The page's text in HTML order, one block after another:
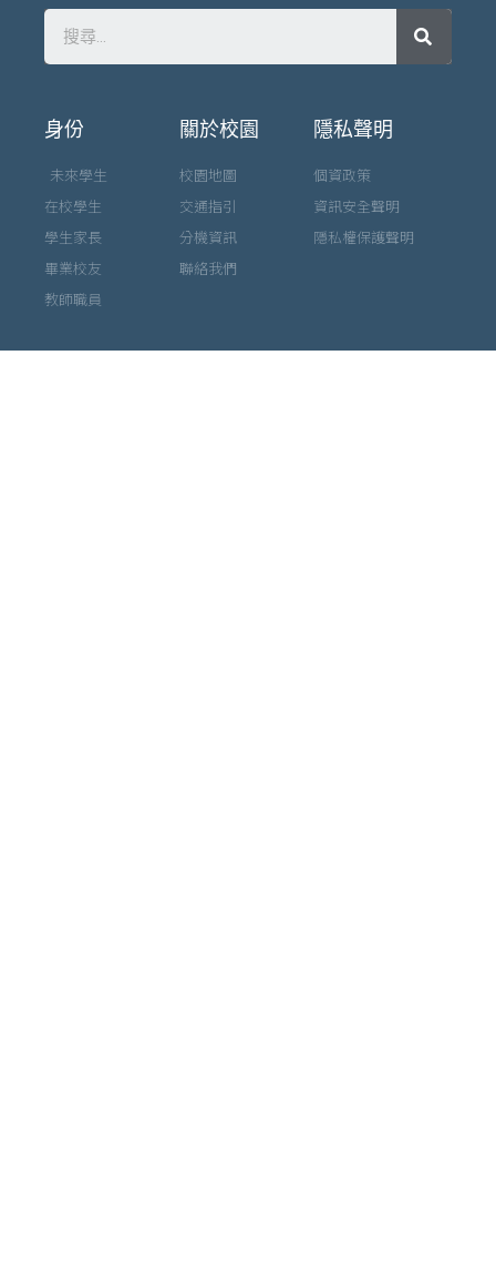
身份
未來學生
在校學生
學生家長
畢業校友
教師職員
關於校園
校園地圖
交通指引
分機資訊
聯絡我們
隱私聲明
個資政策
資訊安全聲明
隱私權保護聲明